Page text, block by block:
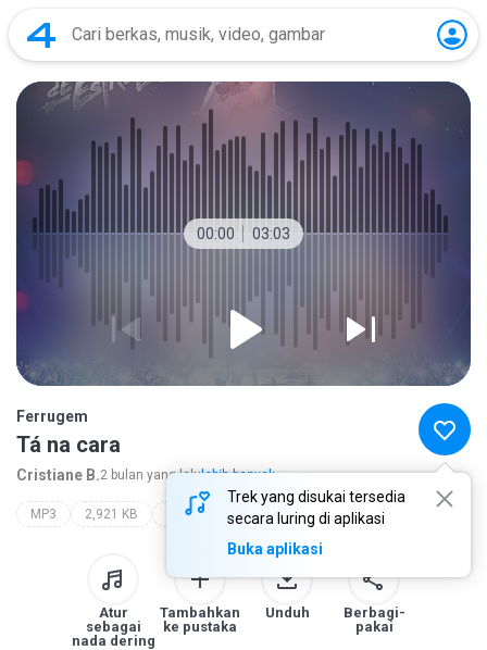
00:00 03:03
Trek yang disukai tersedia
secara luring di aplikasi
Buka aplikasi
Ferrugem
Tá na cara
Cristiane B.2 bulan yang lalulebih banyak...
MP3 2,921 KB chão de estrelas (ao vivo) ferrugem
Atur
sebagai
nada dering
Tambahkan
ke pustaka
Unduh
Berbagi-
pakai